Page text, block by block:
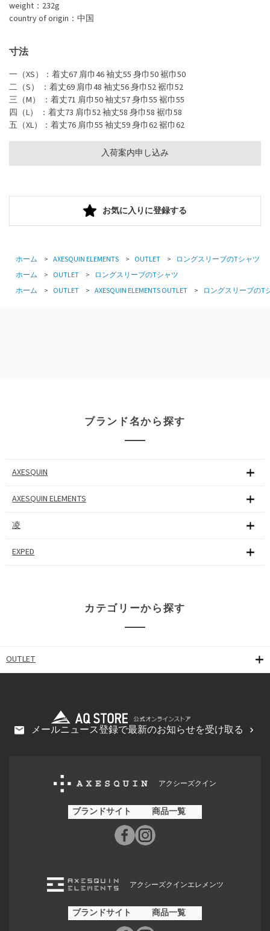
入荷案内申し込み
weight：232g
country of origin：中国
寸法
一（XS）：着丈67 肩巾46 袖丈55 身巾50 裾巾50
二（S） ：着丈69 肩巾48 袖丈56 身巾52 裾巾52
三（M） ：着丈71 肩巾50 袖丈57 身巾55 裾巾55
四（L） ：着丈73 肩巾52 袖丈58 身巾58 裾巾58
五（XL）：着丈76 肩巾55 袖丈59 身巾62 裾巾62
お気に入りに登録する
ホーム > AXESQUIN ELEMENTS > OUTLET >
ロングスリーブのTシャツ
ホーム
> OUTLET >
ロングスリーブのTシャツ
ホーム
> OUTLET > AXESQUIN ELEMENTS OUTLET > ロングスリーブのT
ブランド名から探す
AXESQUIN
AXESQUIN ELEMENTS
凌
EXPED
カテゴリーから探す
OUTLET
メールニュース登録で最新のお知らせを受け取る
アクシーズクイン
ブランドサイト 商品一覧
アクシーズクインエレメンツ
ブランドサイト 商品一覧